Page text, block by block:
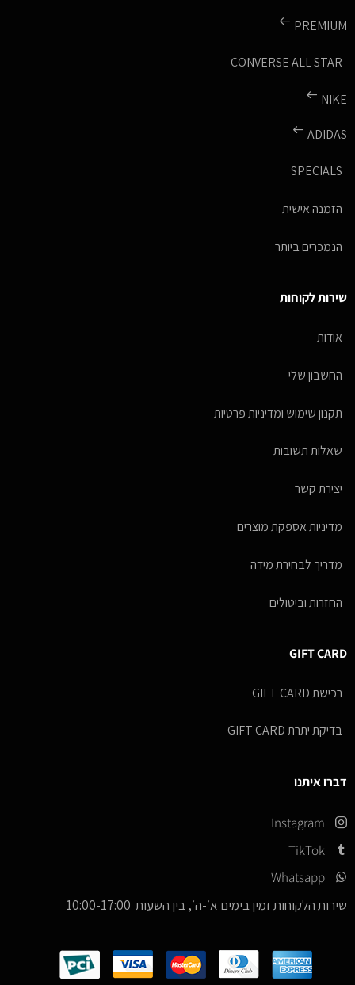
PREMIUM
CONVERSE ALL STAR
NIKE
ADIDAS
SPECIALS
הזמנה אישית
הנמכרים ביותר
שירות לקוחות
אודות
החשבון שלי
תקנון שימוש ומדיניות פרטיות
שאלות תשובות
יצירת קשר
מדיניות אספקת מוצרים
מדריך לבחירת מידה
החזרות וביטולים
GIFT CARD
רכישת GIFT CARD
בדיקת יתרת GIFT CARD
דברו איתנו
Instagram
TikTok
Whatsapp
שירות הלקוחות זמין בימים א׳-ה׳, בין השעות 10:00-17:00